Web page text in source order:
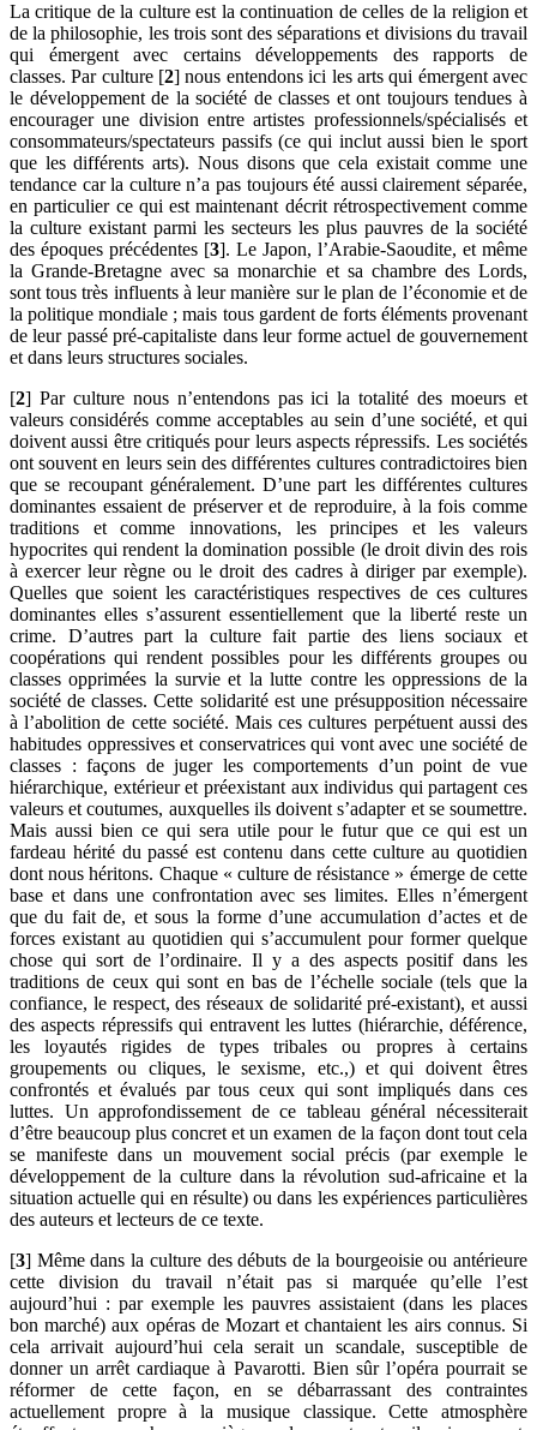
La critique de la culture est la continuation de celles de la religion et
de la philosophie, les trois sont des séparations et divisions du travail
qui émergent avec certains développements des rapports de
classes. Par culture [2] nous entendons ici les arts qui émergent avec
le développement de la société de classes et ont toujours tendues à
encourager une division entre artistes professionnels/spécialisés et
consommateurs/spectateurs passifs (ce qui inclut aussi bien le sport
que les différents arts). Nous disons que cela existait comme une
tendance car la culture n’a pas toujours été aussi clairement séparée,
en particulier ce qui est maintenant décrit rétrospectivement comme
la culture existant parmi les secteurs les plus pauvres de la société
des époques précédentes [3]. Le Japon, l’Arabie-Saoudite, et même
la Grande-Bretagne avec sa monarchie et sa chambre des Lords,
sont tous très influents à leur manière sur le plan de l’économie et de
la politique mondiale ; mais tous gardent de forts éléments provenant
de leur passé pré-capitaliste dans leur forme actuel de gouvernement
et dans leurs structures sociales.
[2] Par culture nous n’entendons pas ici la totalité des moeurs et
valeurs considérés comme acceptables au sein d’une société, et qui
doivent aussi être critiqués pour leurs aspects répressifs. Les sociétés
ont souvent en leurs sein des différentes cultures contradictoires bien
que se recoupant généralement. D’une part les différentes cultures
dominantes essaient de préserver et de reproduire, à la fois comme
traditions et comme innovations, les principes et les valeurs
hypocrites qui rendent la domination possible (le droit divin des rois
à exercer leur règne ou le droit des cadres à diriger par exemple).
Quelles que soient les caractéristiques respectives de ces cultures
dominantes elles s’assurent essentiellement que la liberté reste un
crime. D’autres part la culture fait partie des liens sociaux et
coopérations qui rendent possibles pour les différents groupes ou
classes opprimées la survie et la lutte contre les oppressions de la
société de classes. Cette solidarité est une présupposition nécessaire
à l’abolition de cette société. Mais ces cultures perpétuent aussi des
habitudes oppressives et conservatrices qui vont avec une société de
classes : façons de juger les comportements d’un point de vue
hiérarchique, extérieur et préexistant aux individus qui partagent ces
valeurs et coutumes, auxquelles ils doivent s’adapter et se soumettre.
Mais aussi bien ce qui sera utile pour le futur que ce qui est un
fardeau hérité du passé est contenu dans cette culture au quotidien
dont nous héritons. Chaque « culture de résistance » émerge de cette
base et dans une confrontation avec ses limites. Elles n’émergent
que du fait de, et sous la forme d’une accumulation d’actes et de
forces existant au quotidien qui s’accumulent pour former quelque
chose qui sort de l’ordinaire. Il y a des aspects positif dans les
traditions de ceux qui sont en bas de l’échelle sociale (tels que la
confiance, le respect, des réseaux de solidarité pré-existant), et aussi
des aspects répressifs qui entravent les luttes (hiérarchie, déférence,
les loyautés rigides de types tribales ou propres à certains
groupements ou cliques, le sexisme, etc.,) et qui doivent êtres
confrontés et évalués par tous ceux qui sont impliqués dans ces
luttes. Un approfondissement de ce tableau général nécessiterait
d’être beaucoup plus concret et un examen de la façon dont tout cela
se manifeste dans un mouvement social précis (par exemple le
développement de la culture dans la révolution sud-africaine et la
situation actuelle qui en résulte) ou dans les expériences particulières
des auteurs et lecteurs de ce texte.
[3] Même dans la culture des débuts de la bourgeoisie ou antérieure
cette division du travail n’était pas si marquée qu’elle l’est
aujourd’hui : par exemple les pauvres assistaient (dans les places
bon marché) aux opéras de Mozart et chantaient les airs connus. Si
cela arrivait aujourd’hui cela serait un scandale, susceptible de
donner un arrêt cardiaque à Pavarotti. Bien sûr l’opéra pourrait se
réformer de cette façon, en se débarrassant des contraintes
actuellement propre à la musique classique. Cette atmosphère